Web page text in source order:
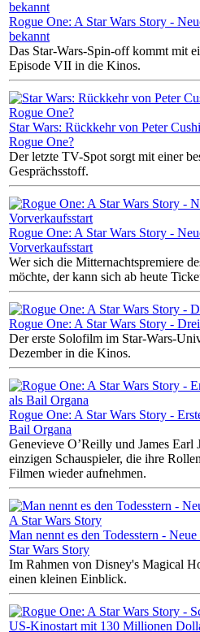
Rogue One: A Star Wars Story -
bekannt
Das Star-Wars-Spin-off kommt mit
Episode VII in die Kinos.
Star Wars: Rückkehr von Peter
Rogue One?
Der letzte TV-Spot sorgt mit einer
Gesprächsstoff.
Rogue One: A Star Wars Story -
Vorverkaufsstart
Wer sich die Mitternachtspremiere
möchte, der kann sich ab heute
Rogue One: A Star Wars Story -
Der erste Solofilm im Star-Wars-
Dezember in die Kinos.
Rogue One: A Star Wars Story -
Bail Organa
Genevieve O’Reilly und James Earl
einzigen Schauspieler, die ihre
Filmen wieder aufnehmen.
Man nennt es den Todesstern -
Star Wars Story
Im Rahmen von Disney's Magical
einen kleinen Einblick.